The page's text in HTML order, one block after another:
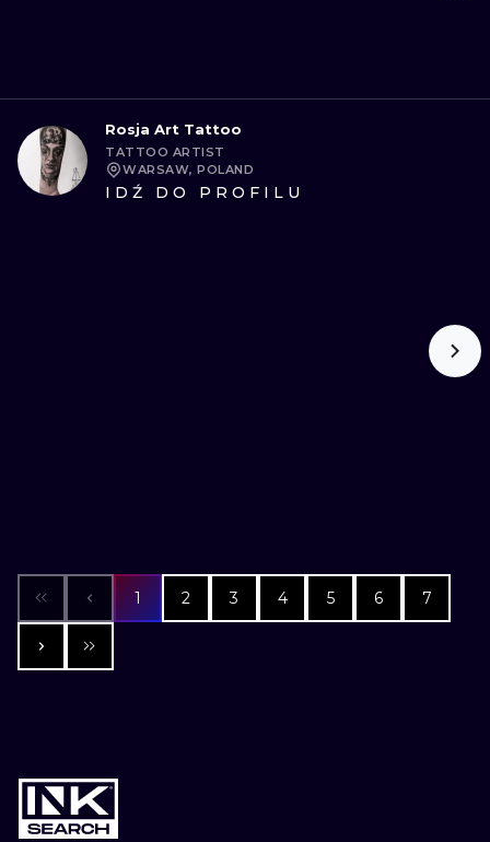
Rosja Art Tattoo
TATTOO ARTIST
WARSAW, POLAND
IDŹ DO PROFILU
1 2 3 4 5 6 7